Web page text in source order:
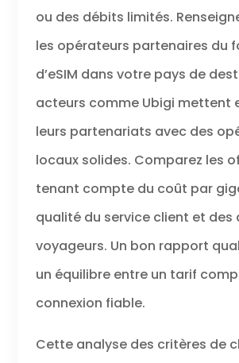
ou des débits limités.
les opérateurs partenaires du
d’eSIM dans votre pays de
acteurs comme Ubigi mettent
leurs partenariats avec des
locaux solides. Comparez les
tenant compte du coût par
qualité du service client et des
voyageurs. Un bon rapport
un équilibre entre un tarif
connexion fiable.
Cette analyse des critères de